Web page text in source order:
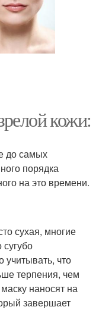
кожи:
до самых
порядка
на это времени.
сухая, многие
что
терпения, чем
наносят на
завершает